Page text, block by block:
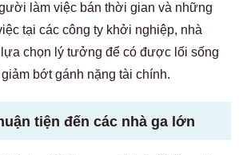
làm việc bán thời gian và những
tại các công ty khởi nghiệp, nhà
chọn lý tưởng để có được lối sống
bớt gánh nặng tài chính.
tiện đến các nhà ga lớn